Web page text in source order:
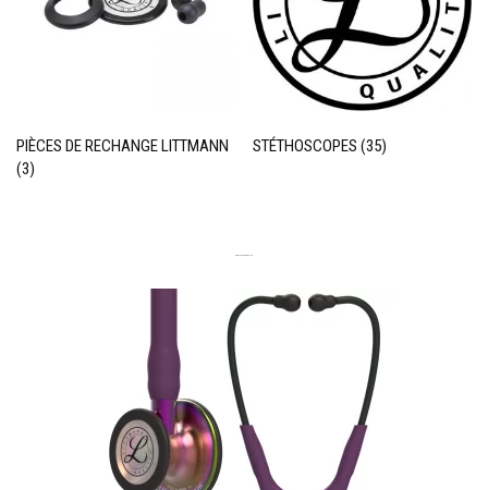
PIÈCES DE RECHANGE LITTMANN
(3)
STÉTHOSCOPES(35)